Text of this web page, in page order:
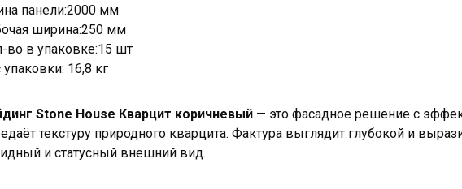
панели:2000 мм
ширина:250 мм
во в упаковке:15 шт
упаковки: 16,8 кг
Stone House Кварцит коричневый — это фасадное решение с
текстуру природного кварцита. Фактура выглядит глубокой и
и статусный внешний вид.